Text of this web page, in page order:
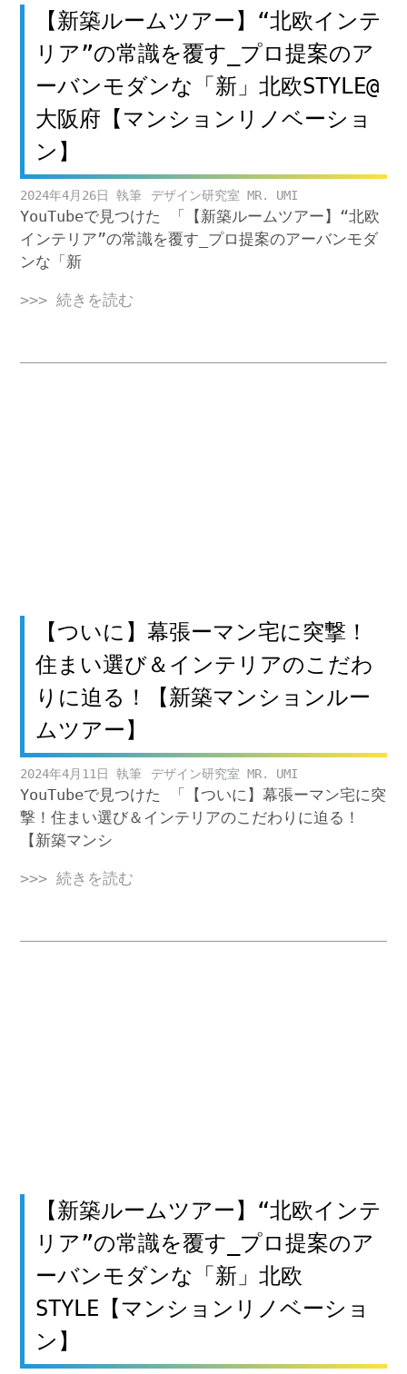
【新築ルームツアー】“北欧インテ
リア”の常識を覆す_プロ提案のア
ーバンモダンな「新」北欧STYLE@
大阪府【マンションリノベーショ
ン】
2024年4月26日 デザイン研究室 MR. UMI
YouTubeで見つけた 「【新築ルームツアー】“北欧
インテリア”の常識を覆す_プロ提案のアーバンモダ
ンな「新
>>> 続きを読む
【ついに】幕張ーマン宅に突撃！
住まい選び＆インテリアのこだわ
りに迫る！【新築マンションルー
ムツアー】
2024年4月11日 デザイン研究室 MR. UMI
YouTubeで見つけた 「【ついに】幕張ーマン宅に突
撃！住まい選び＆インテリアのこだわりに迫る！
【新築マンシ
>>> 続きを読む
【新築ルームツアー】“北欧インテ
リア”の常識を覆す_プロ提案のア
ーバンモダンな「新」北欧
STYLE【マンションリノベーショ
ン】